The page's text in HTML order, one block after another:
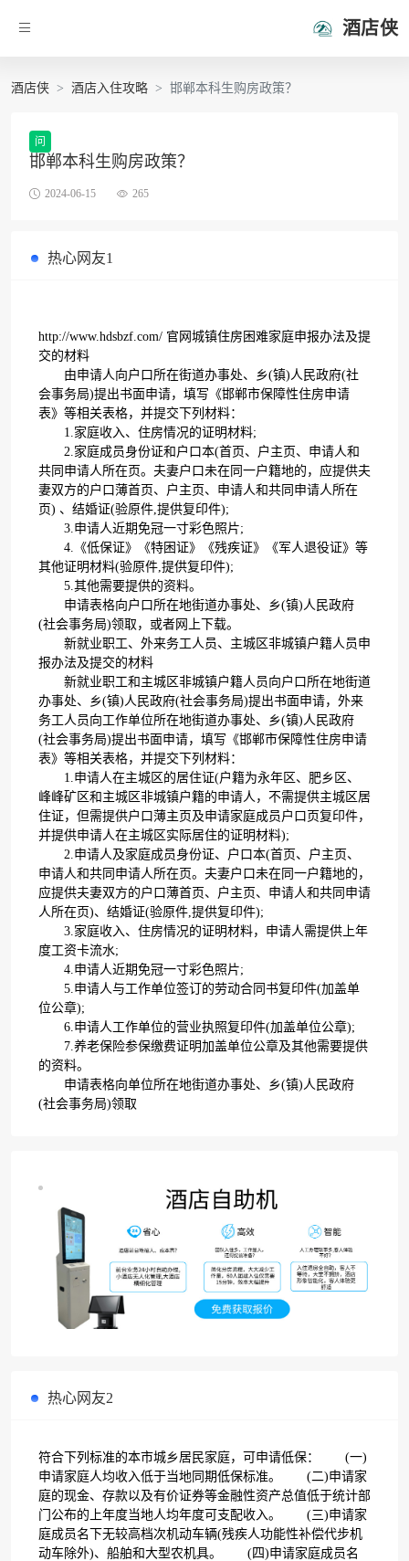
酒店侠
酒店侠 酒店入住攻略 邯郸本科生购房政策？
问
邯郸本科生购房政策？
2024-06-15 265
热心网友1
http://www.hdsbzf.com/ 官网城镇住房困难家庭申报办法及提
交的材料
由申请人向户口所在街道办事处、乡(镇)人民政府(社
会事务局)提出书面申请，填写《邯郸市保障性住房申请
表》等相关表格，并提交下列材料：
1.家庭收入、住房情况的证明材料;
2.家庭成员身份证和户口本(首页、户主页、申请人和
共同申请人所在页。夫妻户口未在同一户籍地的，应提供夫
妻双方的户口薄首页、户主页、申请人和共同申请人所在
页) 、结婚证(验原件,提供复印件);
3.申请人近期免冠一寸彩色照片;
4.《低保证》《特困证》《残疾证》《军人退役证》等
其他证明材料(验原件,提供复印件);
5.其他需要提供的资料。
申请表格向户口所在地街道办事处、乡(镇)人民政府
(社会事务局)领取，或者网上下载。
新就业职工、外来务工人员、主城区非城镇户籍人员申
报办法及提交的材料
新就业职工和主城区非城镇户籍人员向户口所在地街道
办事处、乡(镇)人民政府(社会事务局)提出书面申请，外来
务工人员向工作单位所在地街道办事处、乡(镇)人民政府
(社会事务局)提出书面申请，填写《邯郸市保障性住房申请
表》等相关表格，并提交下列材料：
1.申请人在主城区的居住证(户籍为永年区、肥乡区、
峰峰矿区和主城区非城镇户籍的申请人，不需提供主城区居
住证，但需提供户口薄主页及申请家庭成员户口页复印件，
并提供申请人在主城区实际居住的证明材料);
2.申请人及家庭成员身份证、户口本(首页、户主页、
申请人和共同申请人所在页。夫妻户口未在同一户籍地的，
应提供夫妻双方的户口薄首页、户主页、申请人和共同申请
人所在页)、结婚证(验原件,提供复印件);
3.家庭收入、住房情况的证明材料，申请人需提供上年
度工资卡流水;
4.申请人近期免冠一寸彩色照片;
5.申请人与工作单位签订的劳动合同书复印件(加盖单
位公章);
6.申请人工作单位的营业执照复印件(加盖单位公章);
7.养老保险参保缴费证明加盖单位公章及其他需要提供
的资料。
申请表格向单位所在地街道办事处、乡(镇)人民政府
(社会事务局)领取
热心网友2
符合下列标准的本市城乡居民家庭，可申请低保： (一)
申请家庭人均收入低于当地同期低保标准。 (二)申请家
庭的现金、存款以及有价证券等金融性资产总值低于统计部
门公布的上年度当地人均年度可支配收入。 (三)申请家
庭成员名下无较高档次机动车辆(残疾人功能性补偿代步机
动车除外)、船舶和大型农机具。 (四)申请家庭成员名